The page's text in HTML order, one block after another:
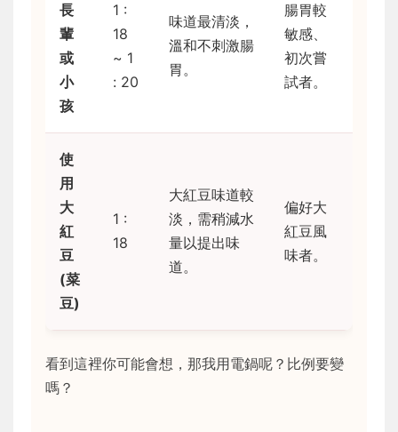
長
輩
或
小
孩
1 :
18
~ 1
: 20
味道最清淡，
溫和不刺激腸
胃。
腸胃較
敏感、
初次嘗
試者。
使
用
大
紅
豆
(菜
豆)
1 :
18
大紅豆味道較
淡，需稍減水
量以提出味
道。
偏好大
紅豆風
味者。
看到這裡你可能會想，那我用電鍋呢？比例要變
嗎？